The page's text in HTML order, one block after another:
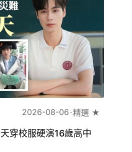
2026-08-06 精選 ★
穿校服硬演16歲高中